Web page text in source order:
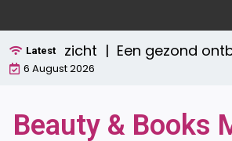
naar
de
inhoud
Latest
overzicht |Een gezond ontbijt
6 August 2026
Beauty & Books